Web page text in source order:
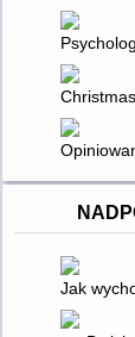
Jak